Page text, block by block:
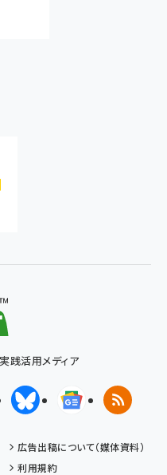
践活用メディア
エックス)BlueskyGoogleニュ
RSS
広告出稿について（媒体資料）
利用規約